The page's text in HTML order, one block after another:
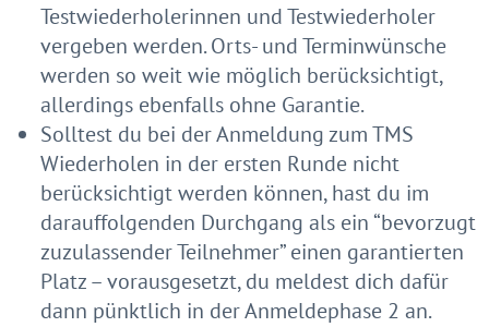
Testwiederholerinnen und Testwiederholer
vergeben werden. Orts- und Terminwünsche
werden so weit wie möglich berücksichtigt,
allerdings ebenfalls ohne Garantie.
Solltest du bei der Anmeldung zum TMS
Wiederholen in der ersten Runde nicht
berücksichtigt werden können, hast du im
darauffolgenden Durchgang als ein “bevorzugt
zuzulassender Teilnehmer” einen garantierten
Platz – vorausgesetzt, du meldest dich dafür
dann pünktlich in der Anmeldephase 2 an.